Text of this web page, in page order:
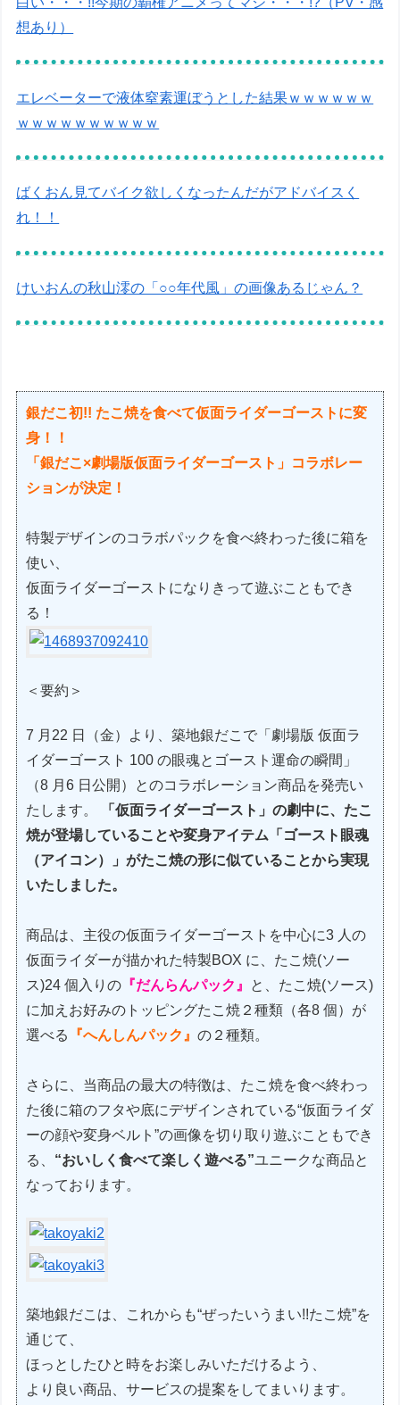
想あり）
エレベーターで液体窒素運ぼうとした結果ｗｗｗｗｗｗ
ｗｗｗｗｗｗｗｗｗｗ
ばくおん見てバイク欲しくなったんだがアドバイスく
れ！！
けいおんの秋山澪の「○○年代風」の画像あるじゃん？
銀だこ初!! たこ焼を食べて仮面ライダーゴーストに変
身！！
「銀だこ×劇場版仮面ライダーゴースト」コラボレー
ションが決定！
特製デザインのコラボパックを食べ終わった後に箱を
使い、
仮面ライダーゴーストになりきって遊ぶこともでき
る！
＜要約＞
7 月22 日（金）より、築地銀だこで「劇場版 仮面ラ
イダーゴースト 100 の眼魂とゴースト運命の瞬間」
（8 月6 日公開）とのコラボレーション商品を発売い
たします。
「仮面ライダーゴースト」の劇中に、たこ
焼が登場していることや変身アイテム「ゴースト眼魂
（アイコン）」がたこ焼の形に似ていることから実現
いたしました。
商品は、主役の仮面ライダーゴーストを中心に3 人の
仮面ライダーが描かれた特製BOX に、たこ焼(ソー
ス)24 個入りの 『だんらんパック』
と、たこ焼(ソース)
に加えお好みのトッピングたこ焼２種類（各8 個）が
選べる
『へんしんパック』の２種類。
さらに、当商品の最大の特徴は、たこ焼を食べ終わっ
た後に箱のフタや底にデザインされている“仮面ライダ
ーの顔や変身ベルト”の画像を切り取り遊ぶこともでき
る、 “おいしく食べて楽しく遊べる”ユニークな商品と
なっております。
築地銀だこは、これからも“ぜったいうまい!!たこ焼”を
通じて、
ほっとしたひと時をお楽しみいただけるよう、
より良い商品、サービスの提案をしてまいります。